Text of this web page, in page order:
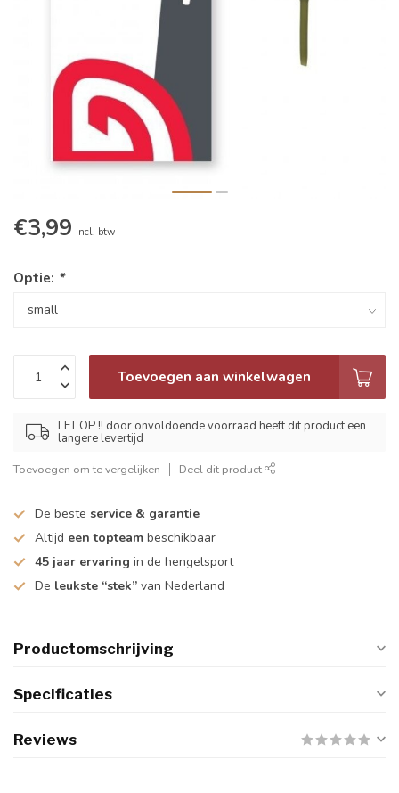
€3,99 Incl. btw
Optie: *
Toevoegen aan winkelwagen
LET OP !! door onvoldoende voorraad heeft dit product een
langere levertijd
Toevoegen om te vergelijken Deel dit product
De beste service & garantie
Altijd een topteam beschikbaar
45 jaar ervaring in de hengelsport
De leukste “stek” van Nederland
Productomschrijving
Specificaties
Reviews